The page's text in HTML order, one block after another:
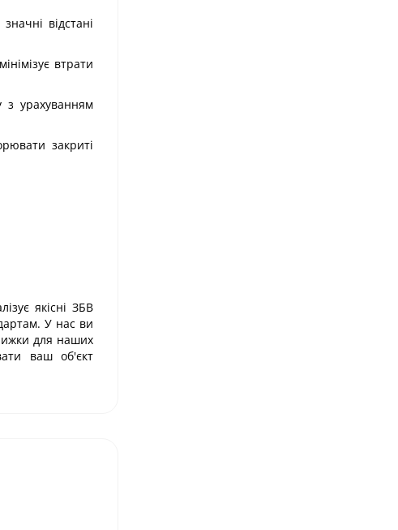
відстані
втрати
з урахуванням
закриті
якісні ЗБВ
У нас ви
для наших
ваш об'єкт